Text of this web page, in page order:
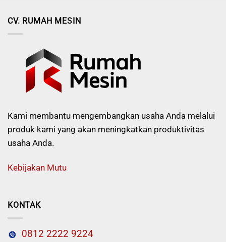
CV. RUMAH MESIN
Kami membantu mengembangkan usaha Anda melalui
produk kami yang akan meningkatkan produktivitas
usaha Anda.
Kebijakan Mutu
KONTAK
0812 2222 9224